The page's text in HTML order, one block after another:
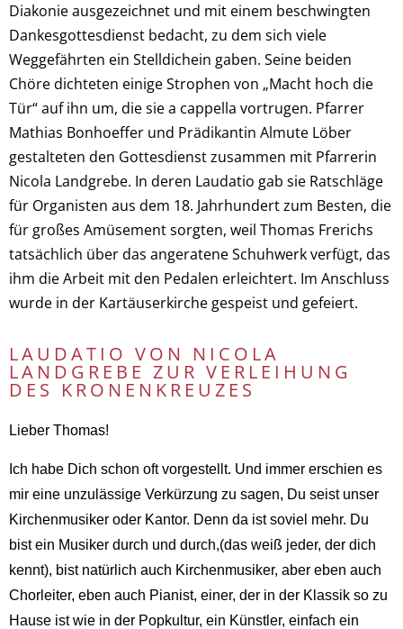
Diakonie ausgezeichnet und mit einem beschwingten
Dankesgottesdienst bedacht, zu dem sich viele
Weggefährten ein Stelldichein gaben. Seine beiden
Chöre dichteten einige Strophen von „Macht hoch die
Tür“ auf ihn um, die sie a cappella vortrugen. Pfarrer
Mathias Bonhoeffer und Prädikantin Almute Löber
gestalteten den Gottesdienst zusammen mit Pfarrerin
Nicola Landgrebe. In deren Laudatio gab sie Ratschläge
für Organisten aus dem 18. Jahrhundert zum Besten, die
für großes Amüsement sorgten, weil Thomas Frerichs
tatsächlich über das angeratene Schuhwerk verfügt, das
ihm die Arbeit mit den Pedalen erleichtert. Im Anschluss
wurde in der Kartäuserkirche gespeist und gefeiert.
LAUDATIO VON NICOLA
LANDGREBE ZUR VERLEIHUNG
DES KRONENKREUZES
Lieber Thomas!
Ich habe Dich schon oft vorgestellt. Und immer erschien es
mir eine unzulässige Verkürzung zu sagen, Du seist unser
Kirchenmusiker oder Kantor. Denn da ist soviel mehr. Du
bist ein Musiker durch und durch,(das weiß jeder, der dich
kennt), bist natürlich auch Kirchenmusiker, aber eben auch
Chorleiter, eben auch Pianist, einer, der in der Klassik so zu
Hause ist wie in der Popkultur, ein Künstler, einfach ein